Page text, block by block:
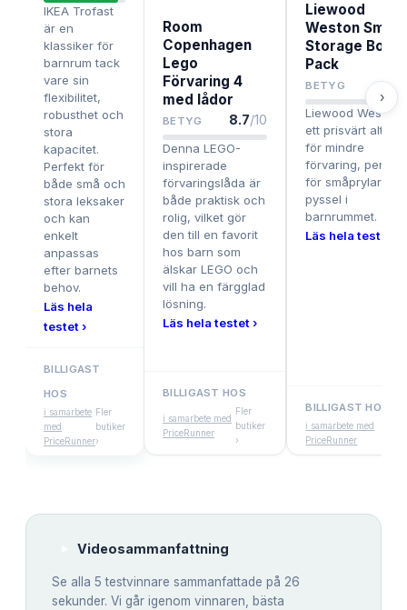
IKEA Trofast
är en
klassiker för
barnrum tack
vare sin
flexibilitet,
robusthet och
stora
kapacitet.
Perfekt för
både små och
stora leksaker
och kan
enkelt
anpassas
efter barnets
behov.
Läs hela
testet ›
BILLIGAST
HOS
i samarbete
med
PriceRunner
Fler
butiker
›
Room
Copenhagen
Lego
Förvaring 4
med lådor
BETYG 8.7/10
Denna LEGO-
inspirerade
förvaringslåda är
både praktisk och
rolig, vilket gör
den till en favorit
hos barn som
älskar LEGO och
vill ha en färgglad
lösning.
Läs hela testet ›
BILLIGAST HOS
i samarbete med
PriceRunner
Fler
butiker
›
Liewood
Weston Small
Storage Box
Pack
BETYG 8.4
Liewood Weston
ett prisvärt
för mindre
förvaring, perfekt
för småprylar och
pyssel i
barnrummet.
Läs hela testet ›
BILLIGAST HOS
i samarbete med
PriceRunner
›
Videosammanfattning
Se alla 5 testvinnare sammanfattade på 26
sekunder. Vi går igenom vinnaren, bästa